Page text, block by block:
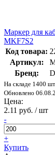
Маркер для
MKF7S2
Код товара:
Артикул:
Бренд:
На складе 1400 шт
Обновлено
Цена:
2.11 руб. / шт
-
+
Купить